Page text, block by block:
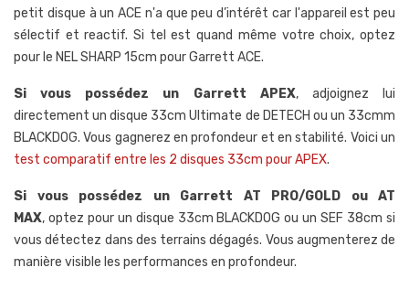
petit disque à un ACE n'a que peu d’intérêt car l'appareil est peu
sélectif et reactif. Si tel est quand même votre choix, optez
pour le NEL SHARP 15cm pour Garrett ACE.
Si vous possédez un Garrett APEX, adjoignez lui
directement un disque 33cm Ultimate de DETECH ou un 33cmm
BLACKDOG. Vous gagnerez en profondeur et en stabilité. Voici un
test comparatif entre les 2 disques 33cm pour APEX.
Si vous possédez un Garrett AT PRO/GOLD ou AT
MAX, optez pour un disque 33cm BLACKDOG ou un SEF 38cm si
vous détectez dans des terrains dégagés. Vous augmenterez de
manière visible les performances en profondeur.